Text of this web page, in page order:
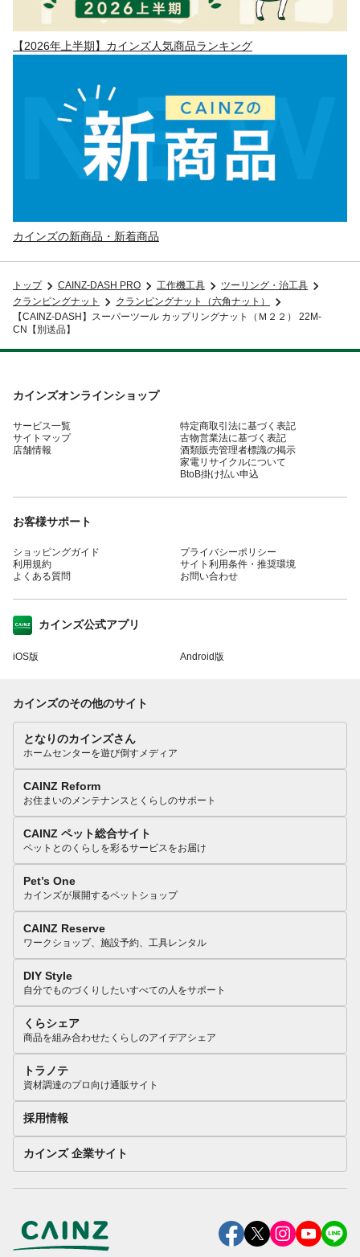
【2026年上半期】カインズ人気商品ランキング
カインズの新商品・新着商品
トップ CAINZ-DASH PRO 工作機工具
ツーリング・治工具
クランピングナット
クランピングナット（六角ナット）
【CAINZ-DASH】スーパーツール カップリングナット（Ｍ２２） 22M-
CN【別送品】
カインズオンラインショップ
サービス一覧
サイトマップ
店舗情報
特定商取引法に基づく表記
古物営業法に基づく表記
酒類販売管理者標識の掲示
家電リサイクルについて
BtoB掛け払い申込
お客様サポート
ショッピングガイド
利用規約
よくある質問
プライバシーポリシー
サイト利用条件・推奨環境
お問い合わせ
カインズ公式アプリ
iOS版 Android版
カインズのその他のサイト
となりのカインズさん
ホームセンターを遊び倒すメディア
CAINZ Reform
お住まいのメンテナンスとくらしのサポート
CAINZ ペット総合サイト
ペットとのくらしを彩るサービスをお届け
Pet’s One
カインズが展開するペットショップ
CAINZ Reserve
ワークショップ、施設予約、工具レンタル
DIY Style
自分でものづくりしたいすべての人をサポート
くらシェア
商品を組み合わせたくらしのアイデアシェア
トラノテ
資材調達のプロ向け通販サイト
採用情報
カインズ 企業サイト